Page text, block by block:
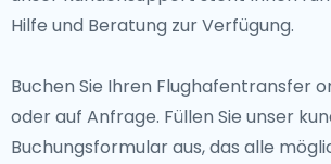
Hilfe und Beratung zur Verfügung.
Buchen Sie Ihren Flughafentransfer
oder auf Anfrage. Füllen Sie unser
Buchungsformular aus, das alle